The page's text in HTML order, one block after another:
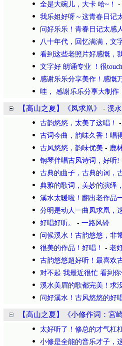
全是大碗儿，大卡 哈~！
-
我乐姐好呀～这青春日记
问好乐乐！青春日记太感
八十年代，回忆满满，文
看到这些老照片好感慨，
文字好 朗诵专业 ！很
感谢乐乐分享美作！感慨
哇， 感谢乐乐分享大制作
【高山之夏】《凤求凰》 - 溪
古韵悠悠，太美了这唱！
-
古词今曲，韵味久香！唱
古风悠悠，韵味优美 - 鹿
钢琴伴唱古风诗词，好听!
古典的曲子，古典的词，
典雅的歌词，美妙的演绎
溪水太暖啦！翻出老作品
分明是动人一曲凤求凰，
好唱好听。
- 一路风铃
问候溪水！古韵悠悠，非
很美的作品！好唱！
- 老
古韵悠悠超好听！最喜欢
对不起 我最近很忙 看到
溪水美眉的歌都完美！求
问好溪水！古风悠悠的好
【高山之夏】《小修作词：宮
太好听了！修总的才气杠
小修是全能的音乐才子，